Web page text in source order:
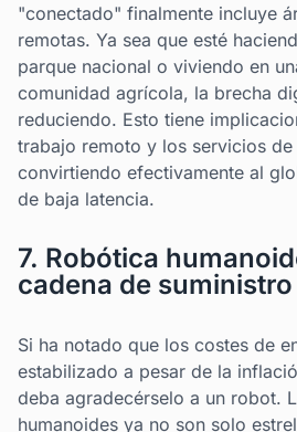
"conectado" finalmente incluye
remotas. Ya sea que esté
parque nacional o viviendo en
comunidad agrícola, la brecha
reduciendo. Esto tiene
trabajo remoto y los servicios de
convirtiendo efectivamente al
de baja latencia.
7. Robótica
cadena de suministro
Si ha notado que los costes de
estabilizado a pesar de la
deba agradecérselo a un robot.
humanoides ya no son solo